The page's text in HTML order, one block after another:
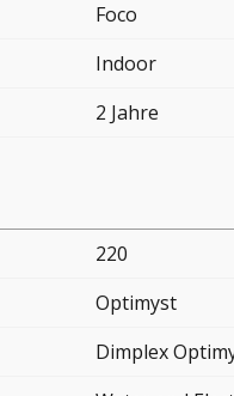
Foco
Indoor
2 Jahre
220
Optimyst
Dimplex